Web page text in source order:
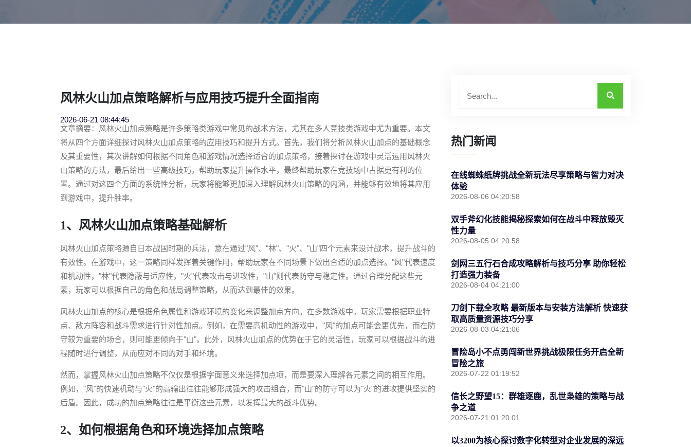
风林火山加点策略解析与应用技巧提升全面指南
2026-06-21 08:44:45
文章摘要：风林火山加点策略是许多策略类游戏中常见的战术方法，尤其在多人竞技类游戏中尤为重要。本文
将从四个方面详细探讨风林火山加点策略的应用技巧和提升方式。首先，我们将分析风林火山加点的基础概念
及其重要性，其次讲解如何根据不同角色和游戏情况选择适合的加点策略，接着探讨在游戏中灵活运用风林火
山策略的方法，最后给出一些高级技巧，帮助玩家提升操作水平，最终帮助玩家在竞技场中占据更有利的位
置。通过对这四个方面的系统性分析，玩家将能够更加深入理解风林火山策略的内涵，并能够有效地将其应用
到游戏中，提升胜率。
1、风林火山加点策略基础解析
风林火山加点策略源自日本战国时期的兵法，意在通过"风"、"林"、"火"、"山"四个元素来设计战术，提升战斗的
有效性。在游戏中，这一策略同样发挥着关键作用，帮助玩家在不同场景下做出合适的加点选择。"风"代表速度
和机动性，"林"代表隐蔽与适应性，"火"代表攻击与进攻性，"山"则代表防守与稳定性。通过合理分配这些元
素，玩家可以根据自己的角色和战局调整策略，从而达到最佳的效果。
风林火山加点的核心是根据角色属性和游戏环境的变化来调整加点方向。在多数游戏中，玩家需要根据职业特
点、敌方阵容和战斗需求进行针对性加点。例如，在需要高机动性的游戏中，"风"的加点可能会更优先，而在防
守较为重要的场合，则可能更倾向于"山"。此外，风林火山加点的优势在于它的灵活性，玩家可以根据战斗的进
程随时进行调整，从而应对不同的对手和环境。
然而，掌握风林火山加点策略不仅仅是根据字面意义来选择加点项，而是要深入理解各元素之间的相互作用。
例如，"风"的快速机动与"火"的高输出往往能够形成强大的攻击组合，而"山"的防守可以为"火"的进攻提供坚实的
后盾。因此，成功的加点策略往往是平衡这些元素，以发挥最大的战斗优势。
2、如何根据角色和环境选择加点策略
热门新闻
在线蜘蛛纸牌挑战全新玩法尽享策略与智力对决
体验
2026-08-06 04:20:58
双手斧幻化技能揭秘探索如何在战斗中释放毁灭
性力量
2026-08-05 04:20:58
剑网三五行石合成攻略解析与技巧分享 助你轻松
打造强力装备
2026-08-04 04:21:00
刀剑下载全攻略 最新版本与安装方法解析 快速获
取高质量资源技巧分享
2026-08-03 04:21:06
冒险岛小不点勇闯新世界挑战极限任务开启全新
冒险之旅
2026-07-22 01:19:52
信长之野望15：群雄逐鹿，乱世枭雄的策略与战
争之道
2026-07-21 01:20:01
以3200为核心探讨数字化转型对企业发展的深远